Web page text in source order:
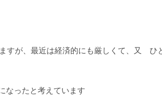
すが、最近は経済的にも厳しくて、又 ひ
なったと考えています